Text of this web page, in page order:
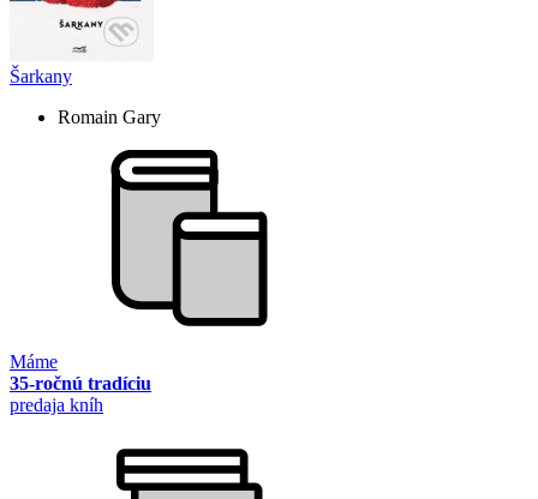
Šarkany
Romain Gary
Máme
35-ročnú tradíciu
predaja kníh